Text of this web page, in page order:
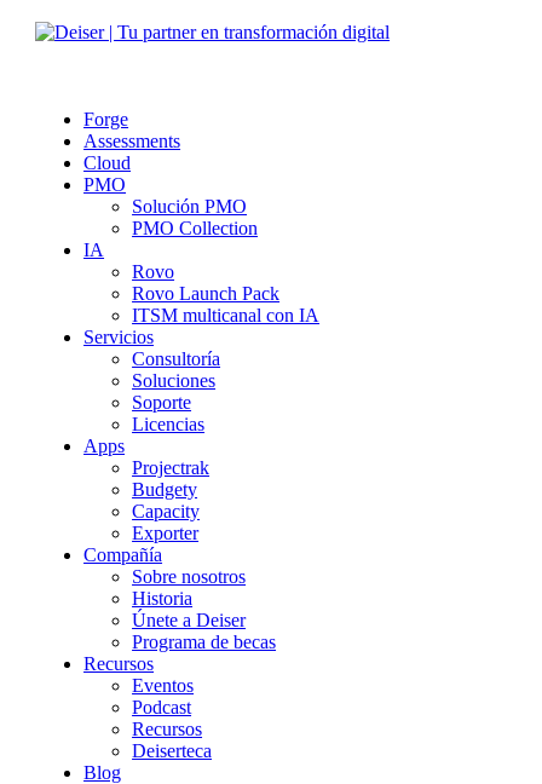
Forge
Assessments
Cloud
PMO
Solución PMO
PMO Collection
IA
Rovo
Rovo Launch Pack
ITSM multicanal con IA
Servicios
Consultoría
Soluciones
Soporte
Licencias
Apps
Projectrak
Budgety
Capacity
Exporter
Compañía
Sobre nosotros
Historia
Únete a Deiser
Programa de becas
Recursos
Eventos
Podcast
Recursos
Deiserteca
Blog